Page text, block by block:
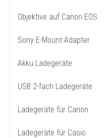
Objektive auf Canon EOS
Sony E-Mount Adapter
Akku Ladegeräte
USB 2-fach Ladegeräte
Ladegeräte für Canon
Ladegeräte für Casio